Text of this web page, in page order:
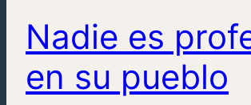
Nadie es
en su pueblo